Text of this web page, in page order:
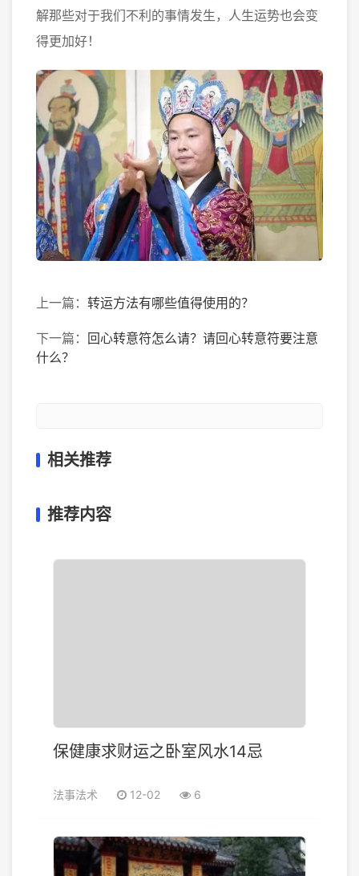
解那些对于我们不利的事情发生，人生运势也会变
得更加好！
上一篇： 转运方法有哪些值得使用的？
下一篇： 回心转意符怎么请？请回心转意符要注意
什么？
相关推荐
推荐内容
保健康求财运之卧室风水14忌
法事法术 12-02 6